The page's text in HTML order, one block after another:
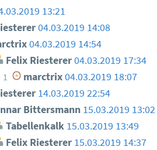
13:21
04.03.2019 14:08
04.03.2019 14:54
Felix Riesterer04.03.2019 17:34
1 marctrix 04.03.2019 18:07
14.03.2019 22:54
Bittersmann 15.03.2019 13:02
Tabellenkalk 15.03.2019 13:49
Felix Riesterer 15.03.2019 14:37